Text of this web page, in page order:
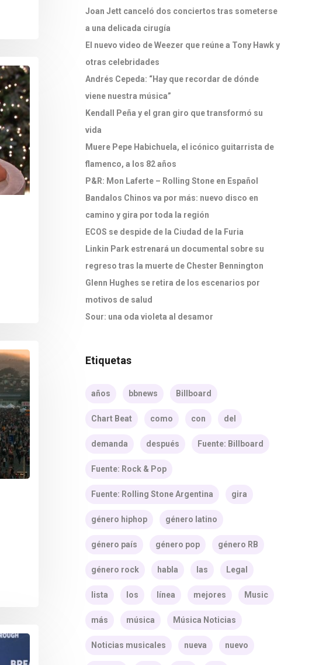
Joan Jett canceló dos conciertos tras someterse
a una delicada cirugía
El nuevo video de Weezer que reúne a Tony Hawk y
otras celebridades
Andrés Cepeda: “Hay que recordar de dónde
viene nuestra música”
Kendall Peña y el gran giro que transformó su
vida
Muere Pepe Habichuela, el icónico guitarrista de
flamenco, a los 82 años
P&R: Mon Laferte – Rolling Stone en Español
Bandalos Chinos va por más: nuevo disco en
camino y gira por toda la región
ECOS se despide de la Ciudad de la Furia
Linkin Park estrenará un documental sobre su
regreso tras la muerte de Chester Bennington
Glenn Hughes se retira de los escenarios por
motivos de salud
Sour: una oda violeta al desamor
Etiquetas
años bbnews Billboard
Chart Beat como con del
demanda después Fuente: Billboard
Fuente: Rock & Pop
Fuente: Rolling Stone Argentina gira
género hiphop género latino
género país género pop género RB
género rock habla las Legal
lista los línea mejores Music
más música Música Noticias
Noticias musicales nueva nuevo